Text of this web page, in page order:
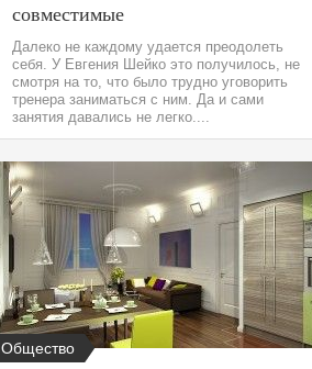
совместимые
Далеко не каждому удается преодолеть
себя. У Евгения Шейко это получилось, не
смотря на то, что было трудно уговорить
тренера заниматься с ним. Да и сами
занятия давались не легко....
Общество